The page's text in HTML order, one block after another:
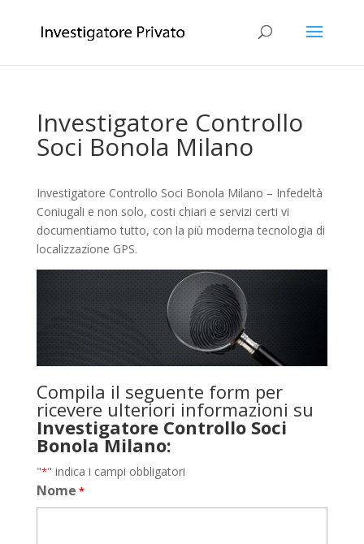
Investigatore Controllo
Soci Bonola Milano
Investigatore Controllo Soci Bonola Milano – Infedeltà
Coniugali e non solo, costi chiari e servizi certi vi
documentiamo tutto, con la più moderna tecnologia di
localizzazione GPS.
Compila il seguente form per
ricevere ulteriori informazioni su
Investigatore Controllo Soci
Bonola Milano:
"*" indica i campi obbligatori
Nome *